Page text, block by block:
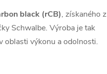
black (rCB), získaného z
Schwalbe. Výroba je tak
oblasti výkonu a odolnosti.